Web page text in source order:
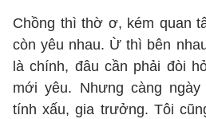
Chồng thì thờ ơ, kém quan
còn yêu nhau. Ừ thì bên
là chính, đâu cần phải đòi
mới yêu. Nhưng càng
tính xấu, gia trưởng. Tôi